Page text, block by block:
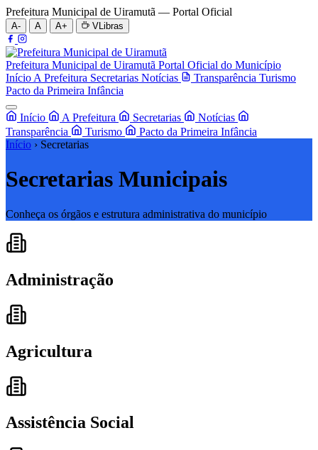
Prefeitura Municipal de Uiramutã — Portal Oficial
A- A A+ VLibras
Prefeitura Municipal de Uiramutã Portal Oficial do Município
Início A Prefeitura Secretarias Notícias Transparência Turismo
Pacto da Primeira Infância
Início A Prefeitura Secretarias
Notícias
Transparência
Turismo
Pacto da Primeira Infância
Início › Secretarias
Secretarias Municipais
Conheça os órgãos e estrutura administrativa do município
Administração
Agricultura
Assistência Social